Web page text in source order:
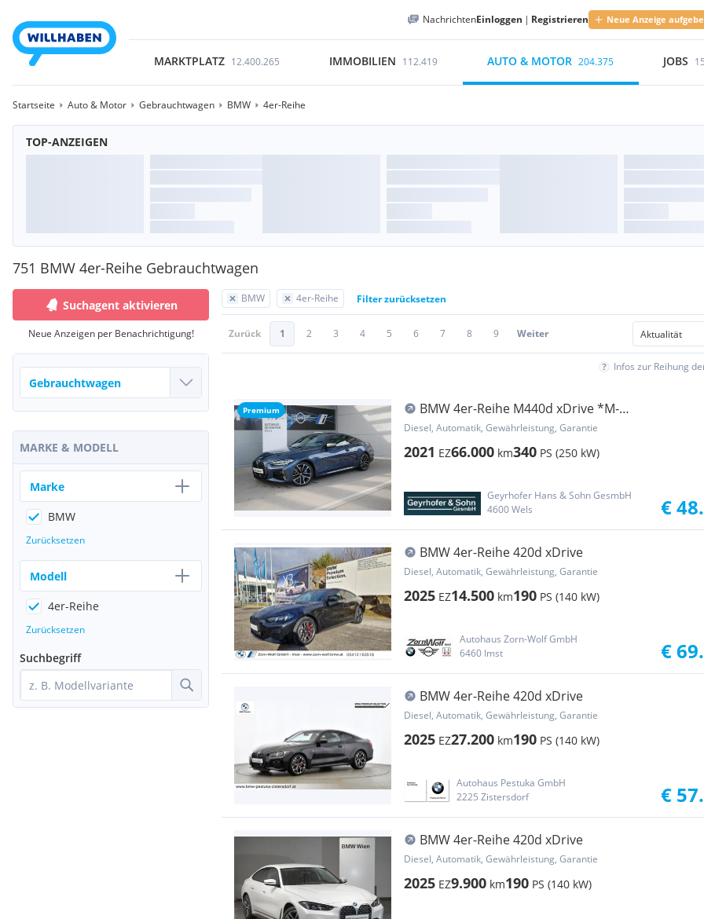
NachrichtenEinloggen | Registrieren Neue Anzeige
MARKTPLATZ 12.400.265 IMMOBILIEN 112.419 AUTO & MOTOR 204.375 JOBS
Startseite Auto & Motor Gebrauchtwagen BMW 4er-Reihe
TOP-ANZEIGEN
751 BMW 4er-Reihe Gebrauchtwagen
BMW 4er-Reihe Filter zurücksetzen
Zurück 1 2 3 4 5 6 7 8 9 Weiter
Infos zur Reihung
Premium
BMW 4er-Reihe M440d xDrive *M-
Sport/Laser/DA-Prof./HUD/Memory...
Diesel, Automatik, Gewährleistung, Garantie
2021 EZ66.000 km340 PS (250 kW)
Geyrhofer Hans & Sohn GesmbH
4600 Wels
€
BMW 4er-Reihe 420d xDrive
Diesel, Automatik, Gewährleistung, Garantie
2025 EZ14.500 km190 PS (140 kW)
Autohaus Zorn-Wolf GmbH
6460 Imst
€
BMW 4er-Reihe 420d xDrive
Diesel, Automatik, Gewährleistung, Garantie
2025 EZ27.200 km190 PS (140 kW)
Autohaus Pestuka GmbH
2225 Zistersdorf
€
BMW 4er-Reihe 420d xDrive
Diesel, Automatik, Gewährleistung, Garantie
2025 EZ9.900 km190 PS (140 kW)
Suchagent aktivieren
Neue Anzeigen per Benachrichtigung!
MARKE & MODELL
Marke
BMW
Zurücksetzen
Modell
4er-Reihe
Zurücksetzen
Suchbegriff